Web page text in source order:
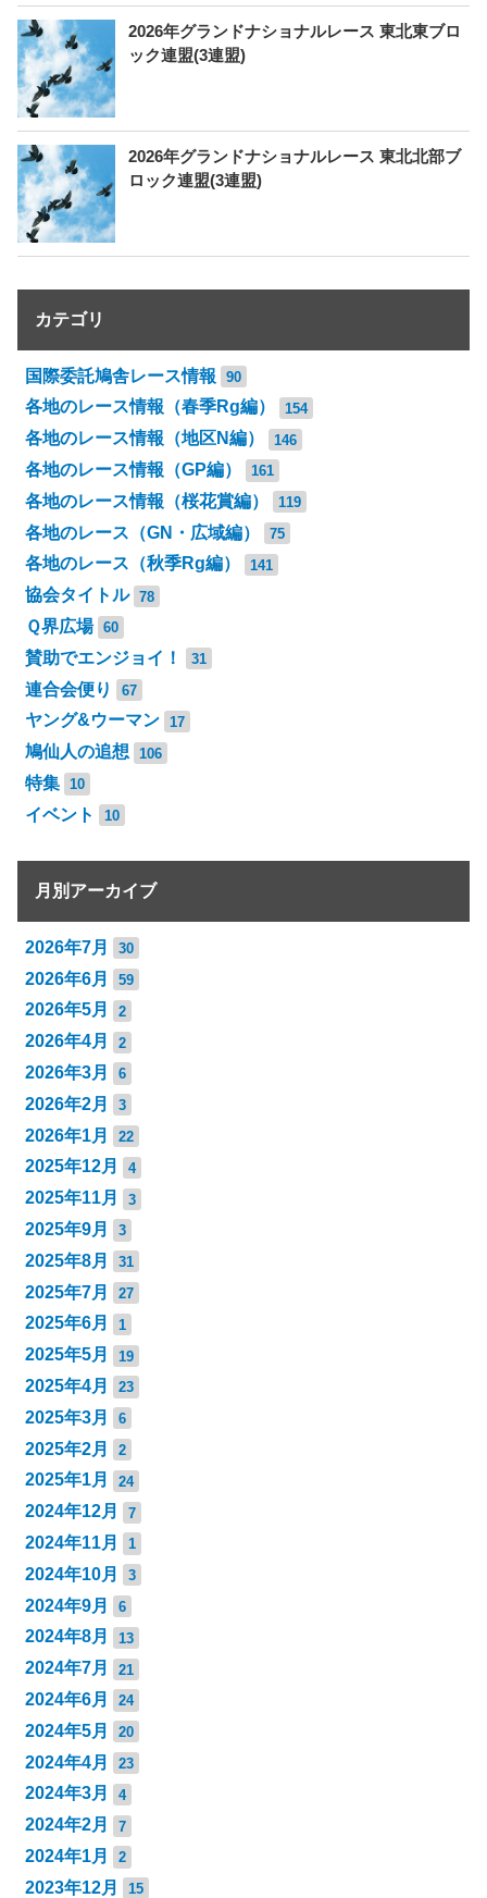
2026年グランドナショナルレース 東北東ブロ
ック連盟(3連盟)
2026年グランドナショナルレース 東北北部ブ
ロック連盟(3連盟)
カテゴリ
国際委託鳩舎レース情報 90
各地のレース情報（春季Rg編） 154
各地のレース情報（地区N編） 146
各地のレース情報（GP編） 161
各地のレース情報（桜花賞編） 119
各地のレース（GN・広域編） 75
各地のレース（秋季Rg編） 141
協会タイトル 78
Ｑ界広場 60
賛助でエンジョイ！ 31
連合会便り 67
ヤング&ウーマン 17
鳩仙人の追想 106
特集 10
イベント 10
月別アーカイブ
2026年7月 30
2026年6月 59
2026年5月 2
2026年4月 2
2026年3月 6
2026年2月 3
2026年1月 22
2025年12月 4
2025年11月 3
2025年9月 3
2025年8月 31
2025年7月 27
2025年6月 1
2025年5月 19
2025年4月 23
2025年3月 6
2025年2月 2
2025年1月 24
2024年12月 7
2024年11月 1
2024年10月 3
2024年9月 6
2024年8月 13
2024年7月 21
2024年6月 24
2024年5月 20
2024年4月 23
2024年3月 4
2024年2月 7
2024年1月 2
2023年12月 15